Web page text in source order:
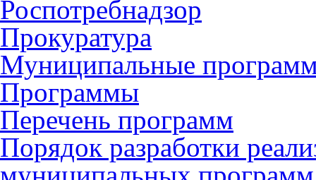
Роспотребнадзор
Прокуратура
Муниципальные
Программы
Перечень программ
Порядок разработки